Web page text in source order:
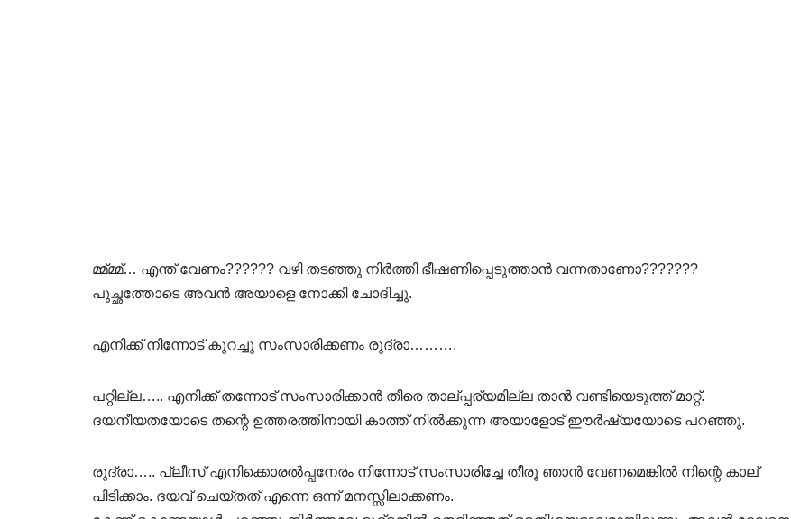
മ്മ്മ്മ്… എന്ത് വേണം?????? വഴി തടഞ്ഞു നിർത്തി ഭീഷണിപ്പെടുത്താൻ വന്നതാണോ???????
പുച്ഛത്തോടെ അവൻ അയാളെ നോക്കി ചോദിച്ചു.
എനിക്ക് നിന്നോട് കുറച്ചു സംസാരിക്കണം രുദ്രാ……….
പറ്റില്ല….. എനിക്ക് തന്നോട് സംസാരിക്കാൻ തീരെ താല്പ്പര്യമില്ല താൻ വണ്ടിയെടുത്ത് മാറ്റ്.
ദയനീയതയോടെ തന്റെ ഉത്തരത്തിനായി കാത്ത് നിൽക്കുന്ന അയാളോട് ഈർഷ്യയോടെ പറഞ്ഞു.
രുദ്രാ….. പ്ലീസ് എനിക്കൊരൽപ്പനേരം നിന്നോട് സംസാരിച്ചേ തീരൂ ഞാൻ വേണമെങ്കിൽ നിന്റെ കാല്
പിടിക്കാം. ദയവ് ചെയ്തത് എന്നെ ഒന്ന് മനസ്സിലാക്കണം.